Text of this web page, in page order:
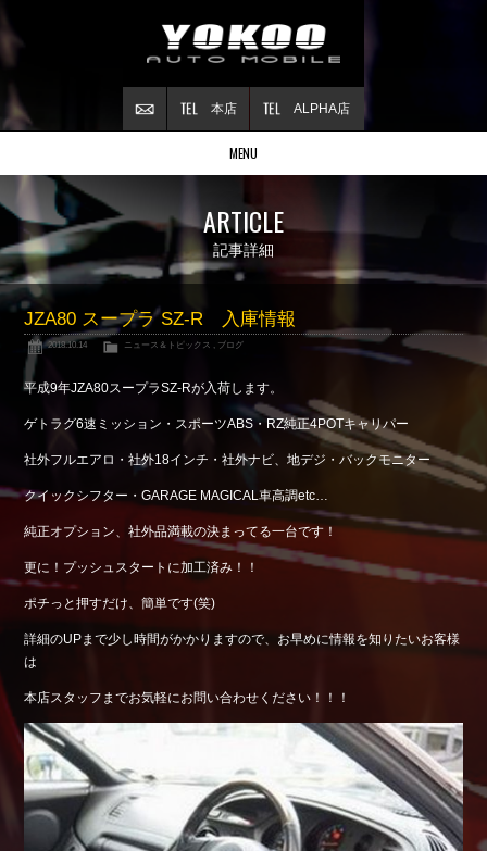
ALPHA店
本店
MENU
Stock list
在庫情報
Contract
ご成約情報
About NSX
NSXについて
Reflesh Plan
整備・修理・
Trade in
買取査定
Blog
Shop info.
店舗紹介
Company
ARTICLE
記事詳細
JZA80 スープラ SZ-R 入庫情報
2018.10.14 ニュース＆トピックス , ブログ
平成9年JZA80スープラSZ-Rが入荷します。
ゲトラグ6速ミッション・スポーツABS・RZ純正4POTキャリパー
社外フルエアロ・社外18インチ・社外ナビ、地デジ・バックモニター
クイックシフター・GARAGE MAGICAL車高調etc…
純正オプション、社外品満載の決まってる一台です！
更に！プッシュスタートに加工済み！！
ポチっと押すだけ、簡単です(笑)
詳細のUPまで少し時間がかかりますので、お早めに情報を知りたいお客様
は
本店スタッフまでお気軽にお問い合わせください！！！